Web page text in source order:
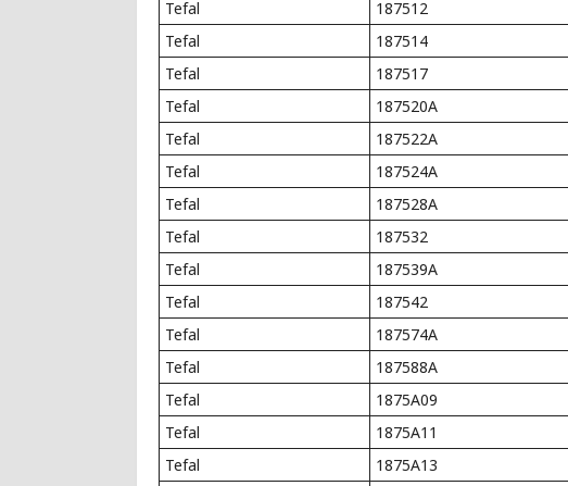
Tefal
187512
Tefal
187514
Tefal
187517
Tefal
187520A
Tefal
187522A
Tefal
187524A
Tefal
187528A
Tefal
187532
Tefal
187539A
Tefal
187542
Tefal
187574A
Tefal
187588A
Tefal
1875A09
Tefal
1875A11
Tefal
1875A13